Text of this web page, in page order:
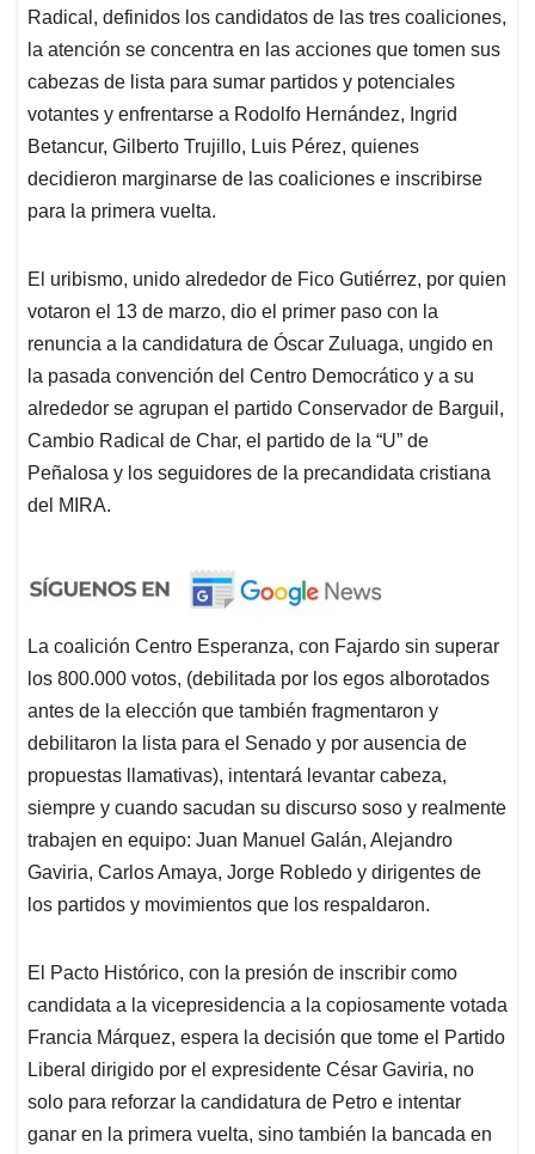
Radical, definidos los candidatos de las tres coaliciones,
la atención se concentra en las acciones que tomen sus
cabezas de lista para sumar partidos y potenciales
votantes y enfrentarse a Rodolfo Hernández, Ingrid
Betancur, Gilberto Trujillo, Luis Pérez, quienes
decidieron marginarse de las coaliciones e inscribirse
para la primera vuelta.
El uribismo, unido alrededor de Fico Gutiérrez, por quien
votaron el 13 de marzo, dio el primer paso con la
renuncia a la candidatura de Óscar Zuluaga, ungido en
la pasada convención del Centro Democrático y a su
alrededor se agrupan el partido Conservador de Barguil,
Cambio Radical de Char, el partido de la “U” de
Peñalosa y los seguidores de la precandidata cristiana
del MIRA.
La coalición Centro Esperanza, con Fajardo sin superar
los 800.000 votos, (debilitada por los egos alborotados
antes de la elección que también fragmentaron y
debilitaron la lista para el Senado y por ausencia de
propuestas llamativas), intentará levantar cabeza,
siempre y cuando sacudan su discurso soso y realmente
trabajen en equipo: Juan Manuel Galán, Alejandro
Gaviria, Carlos Amaya, Jorge Robledo y dirigentes de
los partidos y movimientos que los respaldaron.
El Pacto Histórico, con la presión de inscribir como
candidata a la vicepresidencia a la copiosamente votada
Francia Márquez, espera la decisión que tome el Partido
Liberal dirigido por el expresidente César Gaviria, no
solo para reforzar la candidatura de Petro e intentar
ganar en la primera vuelta, sino también la bancada en